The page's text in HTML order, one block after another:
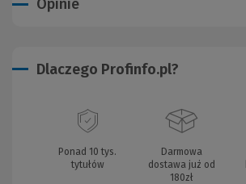
Opinie
Dlaczego Profinfo.pl?
Ponad 10 tys.
tytułów
Darmowa
dostawa już od
180zł